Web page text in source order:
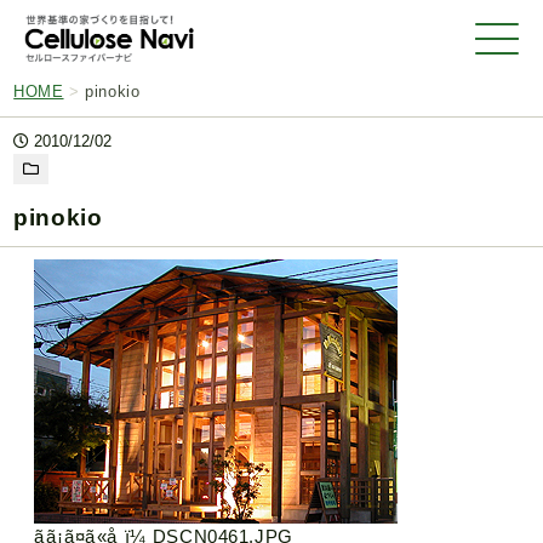
HOME >pinokio
2010/12/02
pinokio
ãã¡ã¤ã«å ï¼ DSCN0461.JPG